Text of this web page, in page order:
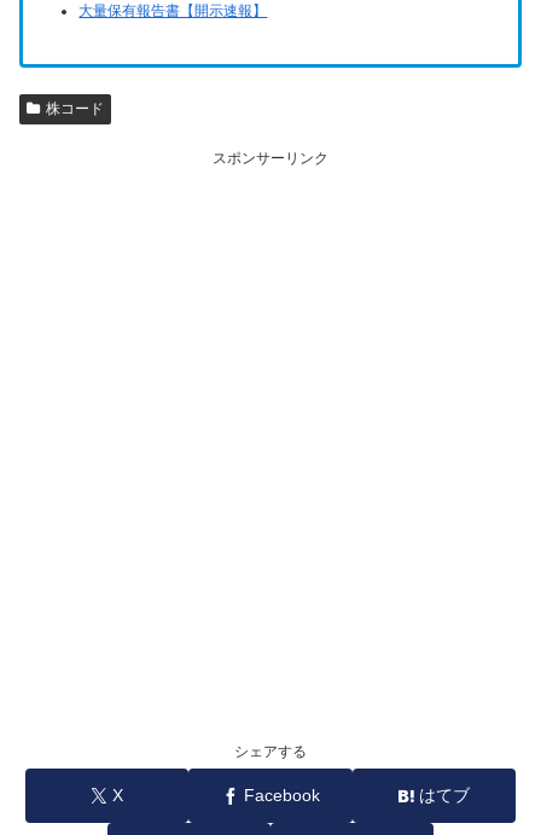
大量保有報告書【開示速報】
株コード
スポンサーリンク
シェアする
X Facebook はてブ